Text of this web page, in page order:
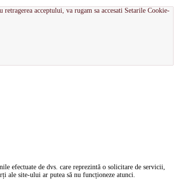
acceptului, va rugam sa accesati Setarile Cookie-
efectuate de dvs. care reprezintă o solicitare de servicii,
ale site-ului ar putea să nu funcționeze atunci.